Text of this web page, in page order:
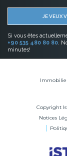
JE VEUX
Si vous êtes
+90 535 480 80 80.
minutes!
Copyright
Notices